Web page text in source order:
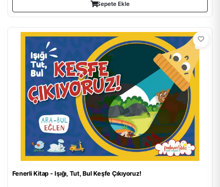
Sepete Ekle
Fenerli Kitap - Işığı, Tut, Bul Keşfe Çıkıyoruz!